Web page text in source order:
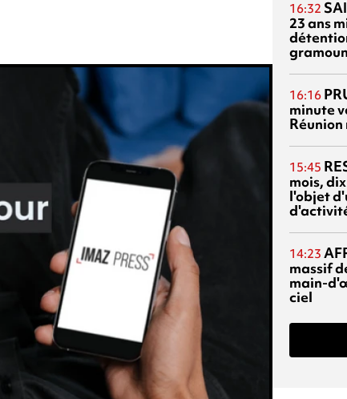
16:32
23 ans
16:16
minute
15:45
mois,
l'objet
14:23
massif
main-
ciel